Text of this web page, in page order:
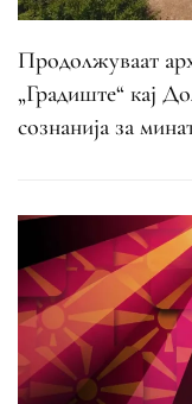
Продолжуваат
„Градиште“ кај
сознанија за